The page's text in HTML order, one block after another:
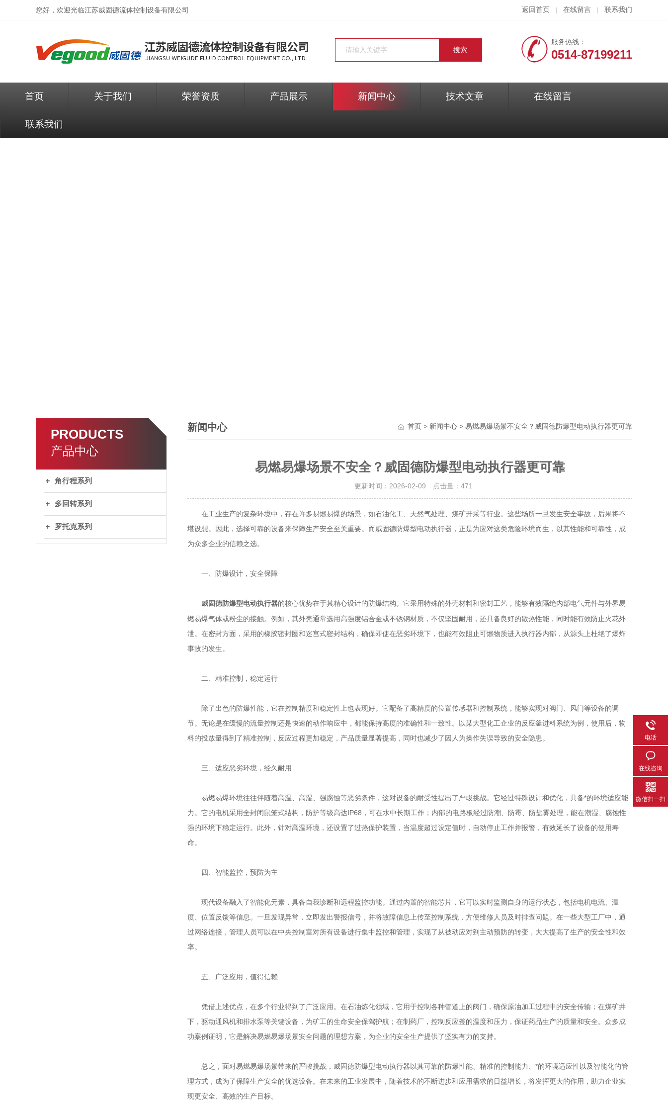
您好，欢迎光临江苏威固德流体控制设备有限公司 返回首页 在线留言 联系我们
服务热线：
0514-87199211
首页 关于我们 荣誉资质 产品展示 新闻中心 技术文章 在线留言
联系我们
PRODUCTS
产品中心
角行程系列
多回转系列
罗托克系列
新闻中心 首页 > 新闻中心 > 易燃易爆场景不安全？威固德防爆型电动执行器更可靠
易燃易爆场景不安全？威固德防爆型电动执行器更可靠
更新时间：2026-02-09 点击量： 471
在工业生产的复杂环境中，存在许多易燃易爆的场景，如石油化工、天然气处理、煤矿开采等行业。这些场所一旦发生安全事故，后果将不
堪设想。因此，选择可靠的设备来保障生产安全至关重要。而威固德防爆型电动执行器，正是为应对这类危险环境而生，以其性能和可靠性，成
为众多企业的信赖之选。
一、防爆设计，安全保障
威固德防爆型电动执行器的核心优势在于其精心设计的防爆结构。它采用特殊的外壳材料和密封工艺，能够有效隔绝内部电气元件与外界易
燃易爆气体或粉尘的接触。例如，其外壳通常选用高强度铝合金或不锈钢材质，不仅坚固耐用，还具备良好的散热性能，同时能有效防止火花外
泄。在密封方面，采用的橡胶密封圈和迷宫式密封结构，确保即使在恶劣环境下，也能有效阻止可燃物质进入执行器内部，从源头上杜绝了爆炸
事故的发生。
二、精准控制，稳定运行
除了出色的防爆性能，它在控制精度和稳定性上也表现好。它配备了高精度的位置传感器和控制系统，能够实现对阀门、风门等设备的调
节。无论是在缓慢的流量控制还是快速的动作响应中，都能保持高度的准确性和一致性。以某大型化工企业的反应釜进料系统为例，使用后，物
料的投放量得到了精准控制，反应过程更加稳定，产品质量显著提高，同时也减少了因人为操作失误导致的安全隐患。
三、适应恶劣环境，经久耐用
易燃易爆环境往往伴随着高温、高湿、强腐蚀等恶劣条件，这对设备的耐受性提出了严峻挑战。它经过特殊设计和优化，具备*的环境适应能
力。它的电机采用全封闭鼠笼式结构，防护等级高达IP68，可在水中长期工作；内部的电路板经过防潮、防霉、防盐雾处理，能在潮湿、腐蚀性
强的环境下稳定运行。此外，针对高温环境，还设置了过热保护装置，当温度超过设定值时，自动停止工作并报警，有效延长了设备的使用寿
命。
四、智能监控，预防为主
现代设备融入了智能化元素，具备自我诊断和远程监控功能。通过内置的智能芯片，它可以实时监测自身的运行状态，包括电机电流、温
度、位置反馈等信息。一旦发现异常，立即发出警报信号，并将故障信息上传至控制系统，方便维修人员及时排查问题。在一些大型工厂中，通
过网络连接，管理人员可以在中央控制室对所有设备进行集中监控和管理，实现了从被动应对到主动预防的转变，大大提高了生产的安全性和效
率。
五、广泛应用，值得信赖
凭借上述优点，在多个行业得到了广泛应用。在石油炼化领域，它用于控制各种管道上的阀门，确保原油加工过程中的安全传输；在煤矿井
下，驱动通风机和排水泵等关键设备，为矿工的生命安全保驾护航；在制药厂，控制反应釜的温度和压力，保证药品生产的质量和安全。众多成
功案例证明，它是解决易燃易爆场景安全问题的理想方案，为企业的安全生产提供了坚实有力的支持。
总之，面对易燃易爆场景带来的严峻挑战，威固德防爆型电动执行器以其可靠的防爆性能、精准的控制能力、*的环境适应性以及智能化的管
理方式，成为了保障生产安全的优选设备。在未来的工业发展中，随着技术的不断进步和应用需求的日益增长，将发挥更大的作用，助力企业实
现更安全、高效的生产目标。
电话
在线咨询
微信扫一扫